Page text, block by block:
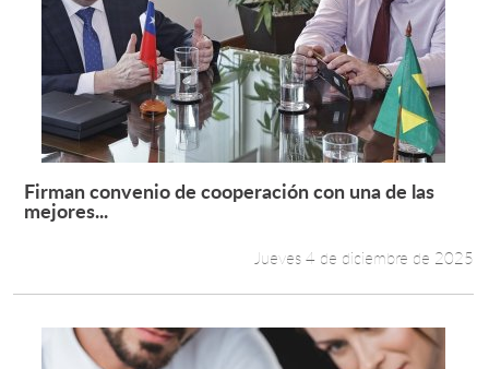
Leer más +
Firman convenio de cooperación con una de las
mejores...
Jueves 4 de diciembre de 2025